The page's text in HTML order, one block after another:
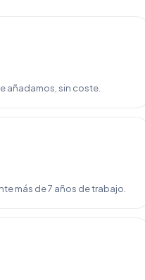
añadamos, sin coste.
más de 7 años de trabajo.